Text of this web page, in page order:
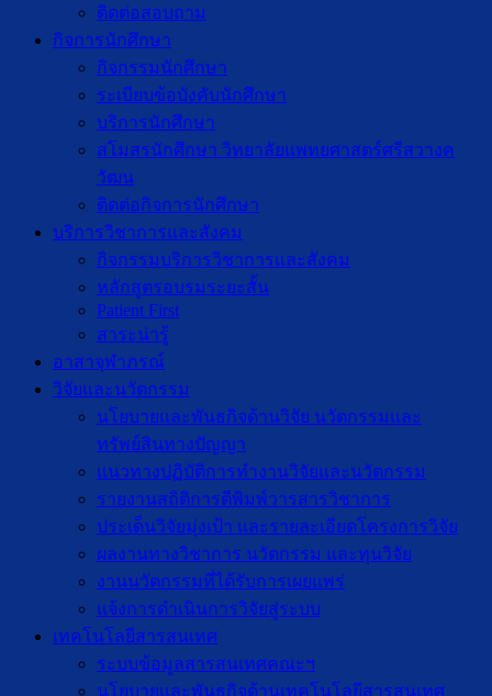
ติดต่อสอบถาม
กิจการนักศึกษา
กิจกรรมนักศึกษา
ระเบียบข้อบังคับนักศึกษา
บริการนักศึกษา
สโมสรนักศึกษา วิทยาลัยแพทยศาสตร์ศรีสวางค
วัฒน
ติดต่อกิจการนักศึกษา
บริการวิชาการและสังคม
กิจกรรมบริการวิชาการและสังคม
หลักสูตรอบรมระยะสั้น
Patient First
สาระน่ารู้
อาสาจุฬาภรณ์
วิจัยและนวัตกรรม
นโยบายและพันธกิจด้านวิจัย นวัตกรรมและ
ทรัพย์สินทางปัญญา
แนวทางปฏิบัติการทำงานวิจัยและนวัตกรรม
รายงานสถิติการตีพิมพ์วารสารวิชาการ
ประเด็นวิจัยมุ่งเป้า และรายละเอียดโครงการวิจัย
ผลงานทางวิชาการ นวัตกรรม และทุนวิจัย
งานนวัตกรรมที่ได้รับการเผยแพร่
แจ้งการดำเนินการวิจัยสู่ระบบ
เทคโนโลยีสารสนเทศ
ระบบข้อมูลสารสนเทศคณะฯ
นโยบายและพันธกิจด้านเทคโนโลยีสารสนเทศ